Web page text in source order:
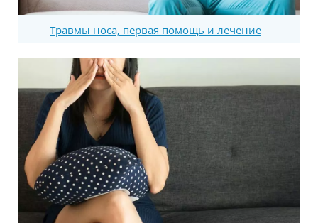
Травмы носа, первая помощь и лечение